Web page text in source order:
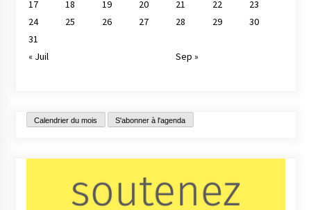
17
18 19 20 21 22
23
24
25 26 27 28 29
30
31
« Juil
Sep »
Calendrier du mois S'abonner à l'agenda